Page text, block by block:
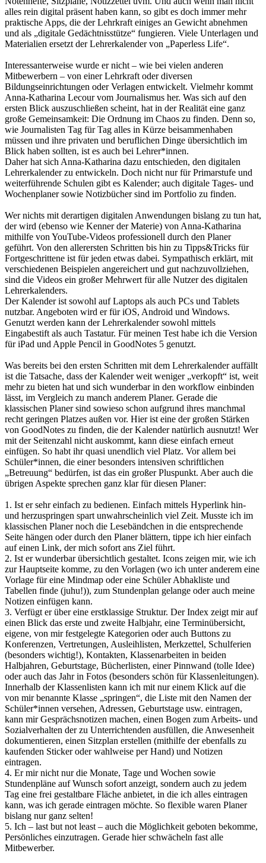
alles rein digital präsent haben kann, so gibt es doch immer mehr
praktische Apps, die der Lehrkraft einiges an Gewicht abnehmen
und als „digitale Gedächtnisstütze“ fungieren. Viele Unterlagen und
Materialien ersetzt der Lehrerkalender von „Paperless Life“.
Interessanterweise wurde er nicht – wie bei vielen anderen
Mitbewerbern – von einer Lehrkraft oder diversen
Bildungseinrichtungen oder Verlagen entwickelt. Vielmehr kommt
Anna-Katharina Lecour vom Journalismus her. Was sich auf den
ersten Blick auszuschließen scheint, hat in der Realität eine ganz
große Gemeinsamkeit: Die Ordnung im Chaos zu finden. Denn so,
wie Journalisten Tag für Tag alles in Kürze beisammenhaben
müssen und ihre privaten und beruflichen Dinge übersichtlich im
Blick haben sollten, ist es auch bei Lehrer*innen.
Daher hat sich Anna-Katharina dazu entschieden, den digitalen
Lehrerkalender zu entwickeln. Doch nicht nur für Primarstufe und
weiterführende Schulen gibt es Kalender; auch digitale Tages- und
Wochenplaner sowie Notizbücher sind im Portfolio zu finden.
Wer nichts mit derartigen digitalen Anwendungen bislang zu tun hat,
der wird (ebenso wie Kenner der Materie) von Anna-Katharina
mithilfe von YouTube-Videos professionell durch den Planer
geführt. Von den allerersten Schritten bis hin zu Tipps&Tricks für
Fortgeschrittene ist für jeden etwas dabei. Sympathisch erklärt, mit
verschiedenen Beispielen angereichert und gut nachzuvollziehen,
sind die Videos ein großer Mehrwert für alle Nutzer des digitalen
Lehrerkalenders.
Der Kalender ist sowohl auf Laptops als auch PCs und Tablets
nutzbar. Angeboten wird er für iOS, Android und Windows.
Genutzt werden kann der Lehrerkalender sowohl mittels
Eingabestift als auch Tastatur. Für meinen Test habe ich die Version
für iPad und Apple Pencil in GoodNotes 5 genutzt.
Was bereits bei den ersten Schritten mit dem Lehrerkalender auffällt
ist die Tatsache, dass der Kalender weit weniger „verkopft“ ist, weit
mehr zu bieten hat und sich wunderbar in den workflow einbinden
lässt, im Vergleich zu manch anderem Planer. Gerade die
klassischen Planer sind sowieso schon aufgrund ihres manchmal
recht geringen Platzes außen vor. Hier ist eine der großen Stärken
von GoodNotes zu finden, die der Kalender natürlich ausnutzt! Wer
mit der Seitenzahl nicht auskommt, kann diese einfach erneut
einfügen. So habt ihr quasi unendlich viel Platz. Vor allem bei
Schüler*innen, die einer besonders intensiven schriftlichen
„Betreuung“ bedürfen, ist das ein großer Pluspunkt. Aber auch die
übrigen Aspekte sprechen ganz klar für diesen Planer:
1. Ist er sehr einfach zu bedienen. Einfach mittels Hyperlink hin-
und herzuspringen spart unwahrscheinlich viel Zeit. Musste ich im
klassischen Planer noch die Lesebändchen in die entsprechende
Seite hängen oder durch den Planer blättern, tippe ich hier einfach
auf einen Link, der mich sofort ans Ziel führt.
2. Ist er wunderbar übersichtlich gestaltet. Icons zeigen mir, wie ich
zur Hauptseite komme, zu den Vorlagen (wo ich unter anderem eine
Vorlage für eine Mindmap oder eine Schüler Abhakliste und
Tabellen finde (juhu!)), zum Stundenplan gelange oder auch meine
Notizen einfügen kann.
3. Verfügt er über eine erstklassige Struktur. Der Index zeigt mir auf
einen Blick das erste und zweite Halbjahr, eine Terminübersicht,
eigene, von mir festgelegte Kategorien oder auch Buttons zu
Konferenzen, Vertretungen, Ausleihlisten, Merkzettel, Schulferien
(besonders wichtig!), Kontakten, Klassenarbeiten in beiden
Halbjahren, Geburtstage, Bücherlisten, einer Pinnwand (tolle Idee)
oder auch das Jahr in Fotos (besonders schön für Klassenleitungen).
Innerhalb der Klassenlisten kann ich mit nur einem Klick auf die
von mir benannte Klasse „springen“, die Liste mit den Namen der
Schüler*innen versehen, Adressen, Geburtstage usw. eintragen,
kann mir Gesprächsnotizen machen, einen Bogen zum Arbeits- und
Sozialverhalten der zu Unterrichtenden ausfüllen, die Anwesenheit
dokumentieren, einen Sitzplan erstellen (mithilfe der ebenfalls zu
kaufenden Sticker oder wahlweise per Hand) und Notizen
eintragen.
4. Er mir nicht nur die Monate, Tage und Wochen sowie
Stundenpläne auf Wunsch sofort anzeigt, sondern auch zu jedem
Tag eine frei gestaltbare Fläche anbietet, in die ich alles eintragen
kann, was ich gerade eintragen möchte. So flexible waren Planer
bislang nur ganz selten!
5. Ich – last but not least – auch die Möglichkeit geboten bekomme,
Persönliches einzutragen. Gerade hier schwächeln fast alle
Mitbewerber.